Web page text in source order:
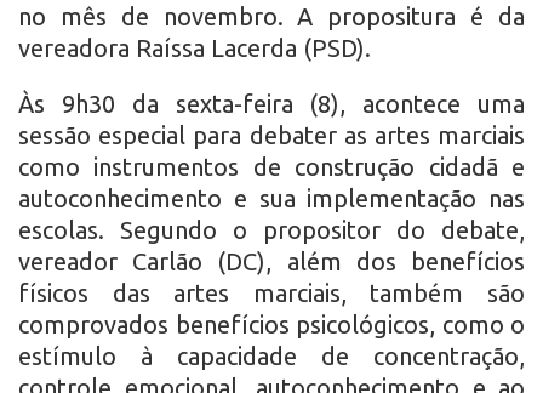
no mês de novembro. A propositura é da
vereadora Raíssa Lacerda (PSD).
Às 9h30 da sexta-feira (8), acontece uma
sessão especial para debater as artes marciais
como instrumentos de construção cidadã e
autoconhecimento e sua implementação nas
escolas. Segundo o propositor do debate,
vereador Carlão (DC), além dos benefícios
físicos das artes marciais, também são
comprovados benefícios psicológicos, como o
estímulo à capacidade de concentração,
controle emocional, autoconhecimento e ao